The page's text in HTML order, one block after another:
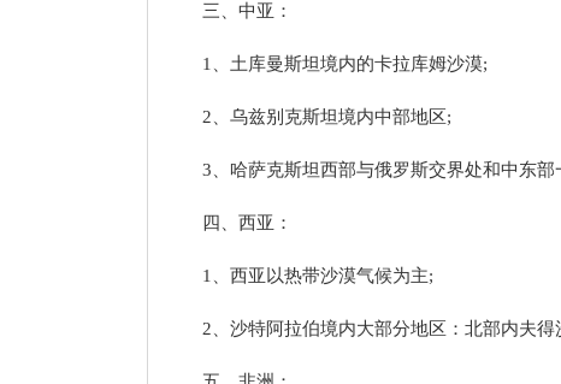
三、中亚：
1、土库曼斯坦境内的卡拉库姆沙漠;
2、乌兹别克斯坦境内中部地区;
3、哈萨克斯坦西部与俄罗斯交界处和中东部
四、西亚：
1、西亚以热带沙漠气候为主;
2、沙特阿拉伯境内大部分地区：北部内夫